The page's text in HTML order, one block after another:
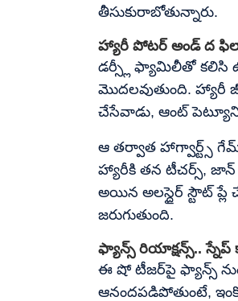
తీసుకురాబోతున్నారు.
హ్యారీ పోటర్ అండ్ ద
డర్స్లీ ఫ్యామిలీతో కలిసి
మొదలవుతుంది. హ్యారీ
చేసేవాడు, ఆంట్
ఆ తర్వాత హాగ్వార్ట్స్
హ్యారీకి తన టీచర్స్, జాన్
అయిన అలస్దైర్ స్టౌట్ ప్లే
జరుగుతుంది.
ఫ్యాన్స్ రియాక్షన్స్.. స్నేప్
ఈ షో టీజర్‌పై ఫ్యాన్స్
ఆనందపడిపోతుంటే,